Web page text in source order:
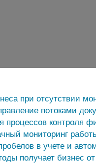
при отсутствии
потоками
контроля
мониторинг
в учете и
получает бизнес